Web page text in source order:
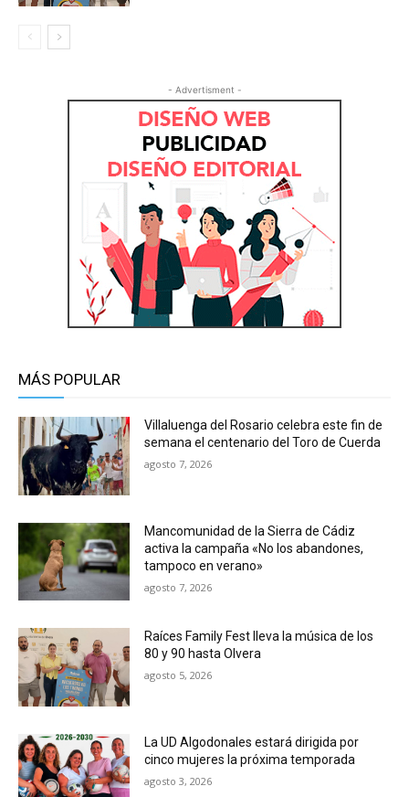
- Advertisment -
MÁS POPULAR
Villaluenga del Rosario celebra este fin de
semana el centenario del Toro de Cuerda
agosto 7, 2026
Mancomunidad de la Sierra de Cádiz
activa la campaña «No los abandones,
tampoco en verano»
agosto 7, 2026
Raíces Family Fest lleva la música de los
80 y 90 hasta Olvera
agosto 5, 2026
La UD Algodonales estará dirigida por
cinco mujeres la próxima temporada
agosto 3, 2026